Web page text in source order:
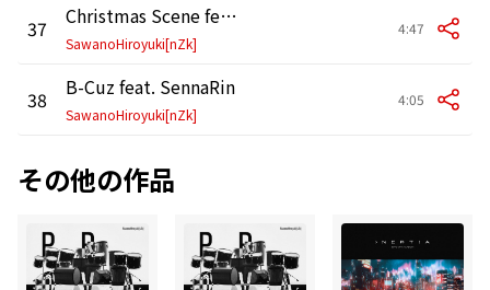
37 Christmas Scene feat. mizuki,Tielle
SawanoHiroyuki[nZk]
4:47
38 B-Cuz feat. SennaRin
SawanoHiroyuki[nZk]
4:05
その他の作品